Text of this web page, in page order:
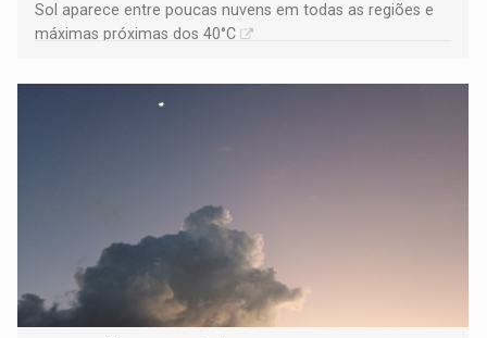
Sol aparece entre poucas nuvens em todas as regiões e
máximas próximas dos 40°C